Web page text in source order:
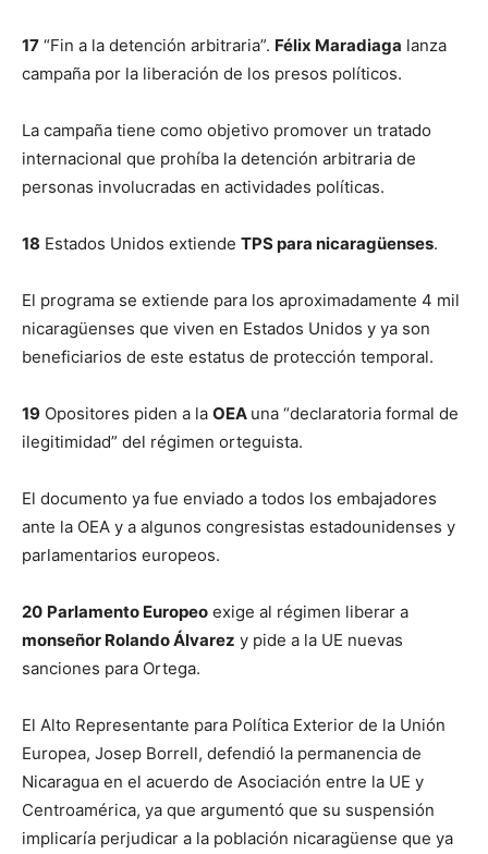
17 “Fin a la detención arbitraria”. Félix Maradiaga lanza
campaña por la liberación de los presos políticos.
La campaña tiene como objetivo promover un tratado
internacional que prohíba la detención arbitraria de
personas involucradas en actividades políticas.
18 Estados Unidos extiende TPS para nicaragüenses.
El programa se extiende para los aproximadamente 4 mil
nicaragüenses que viven en Estados Unidos y ya son
beneficiarios de este estatus de protección temporal.
19 Opositores piden a la OEA una “declaratoria formal de
ilegitimidad” del régimen orteguista.
El documento ya fue enviado a todos los embajadores
ante la OEA y a algunos congresistas estadounidenses y
parlamentarios europeos.
20 Parlamento Europeo exige al régimen liberar a
monseñor Rolando Álvarez y pide a la UE nuevas
sanciones para Ortega.
El Alto Representante para Política Exterior de la Unión
Europea, Josep Borrell, defendió la permanencia de
Nicaragua en el acuerdo de Asociación entre la UE y
Centroamérica, ya que argumentó que su suspensión
implicaría perjudicar a la población nicaragüense que ya